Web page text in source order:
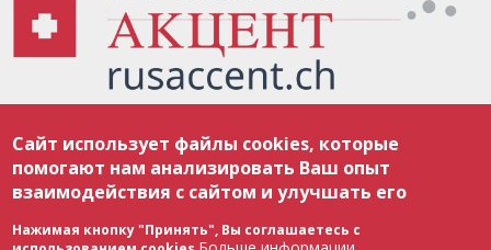
соответствии с законодательством Швейцарии об авторском праве и
международными соглашениями. Полное или частичное использование
материалов возможно только с разрешения редакции. В случае полного
или частичного воспроизведения материалов сайта rusaccent.ch,
ОБЯЗАТЕЛЬНА АКТИВНАЯ ГИПЕРССЫЛКА на конкретный заимствованный
текст. Фотоизображения, размещенные редакцией rusaccent.ch, являются
ее исключительной собственностью. Полное или частичное
Сайт использует файлы cookies, которые
помогают нам анализировать Ваш опыт
взаимодействия с сайтом и улучшать его
Нажимая кнопку "Принять", Вы соглашаетесь с